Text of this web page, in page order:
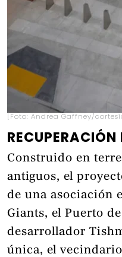
[Foto: Andrea Gaffney/
RECUPERACIÓN
Construido en
antiguos, el
de una asociación
Giants, el Puerto
desarrollador
única, el